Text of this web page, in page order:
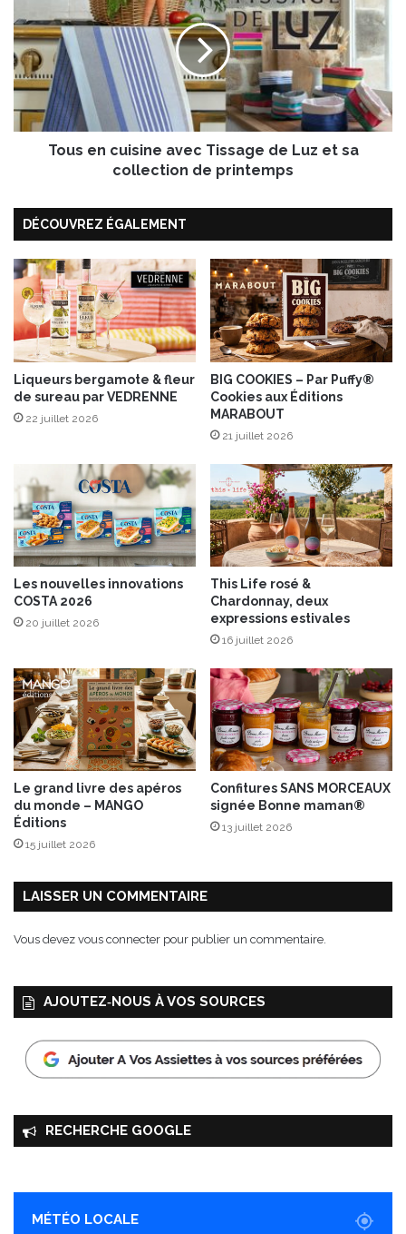
c
o
-
p
r
a
l
u
s
e
n
c
u
i
e
v
e
c
i
s
s
a
g
e
u
z
e
t
s
a
c
o
e
c
t
o
d
e
p
t
s
Tous en cuisine avec Tissage de Luz et sa
collection de printemps
DÉCOUVREZ ÉGALEMENT
Liqueurs bergamote & fleur
de sureau par VEDRENNE
22 juillet 2026
BIG COOKIES – Par Puffy®
Cookies aux Éditions
MARABOUT
21 juillet 2026
Les nouvelles innovations
COSTA 2026
20 juillet 2026
This Life rosé &
Chardonnay, deux
expressions estivales
16 juillet 2026
Le grand livre des apéros
du monde – MANGO
Éditions
15 juillet 2026
Confitures SANS MORCEAUX
signée Bonne maman®
13 juillet 2026
LAISSER UN COMMENTAIRE
Vous devez vous connecter pour publier un commentaire.
AJOUTEZ‑NOUS À VOS SOURCES
RECHERCHE GOOGLE
MÉTÉO LOCALE